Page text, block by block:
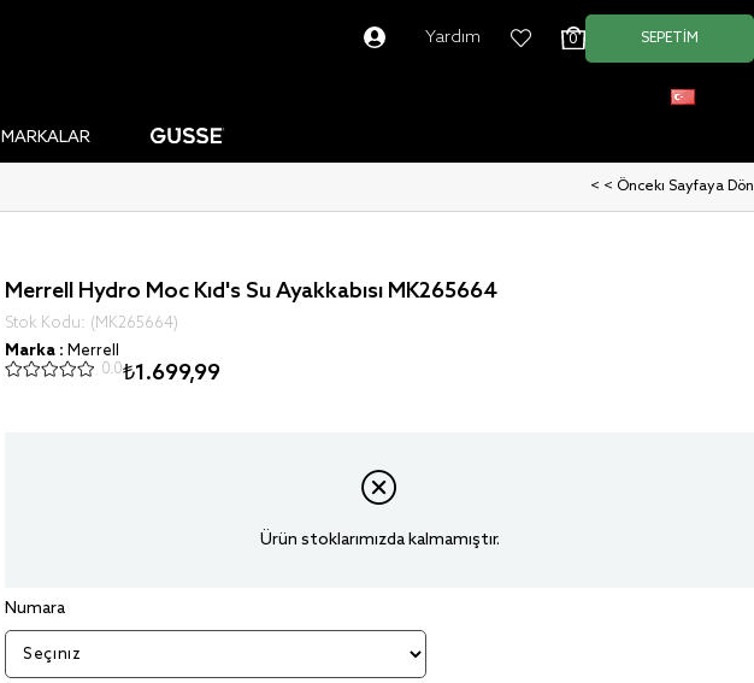
SEPETIM
0
Yardım
MARKALAR
< < Önceki Sayfaya Dön
Merrell Hydro Moc Kid's Su Ayakkabısı MK265664
Stok Kodu
(MK265664)
Marka : Merrell
0.0₺1.699,99
Ürün stoklarımızda kalmamıştır.
Numara